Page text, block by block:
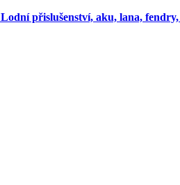
Lodní přislušenství, aku, lana,